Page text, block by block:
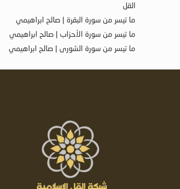
القل
ما تيسر من سورة البقرة | صالح ابراهيمي
ما تيسر من سورة الأحزاب | صالح ابراهيمي
ما تيسر من سورة الشورى | صالح ابراهيمي